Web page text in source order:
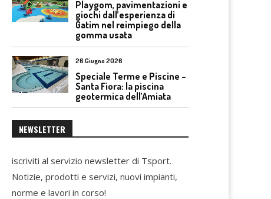
Playgom, pavimentazioni e
giochi dall’esperienza di
Gatim nel reimpiego della
gomma usata
26 Giugno 2026
Speciale Terme e Piscine –
Santa Fiora: la piscina
geotermica dell’Amiata
NEWSLETTER
iscriviti al servizio newsletter di Tsport.
Notizie, prodotti e servizi, nuovi impianti,
norme e lavori in corso!